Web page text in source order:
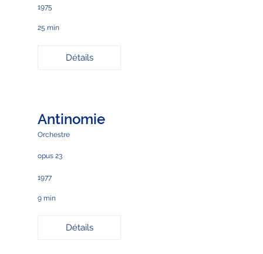
1975
25 min
Détails
Antinomie
Orchestre
opus 23
1977
9 min
Détails